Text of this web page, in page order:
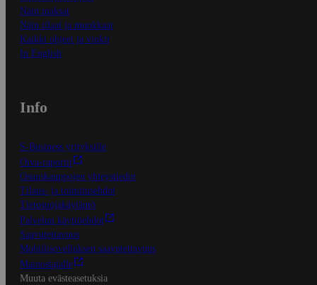
Näin maksat
Näin tilaat ja muokkaat
Kaikki ohjeet ja vinkit
In English
Info
S-Business yrityksille
Oiva-raportit
Osuuskauppojen yhteystiedot
Tilaus- ja toimitusehdot
Tietosuojakäytäntö
Palvelun käyttöehdot
Saavutettavuus
Mobiilisovelluksen saavutettavuus
Mainostajalle
Muuta evästeasetuksia